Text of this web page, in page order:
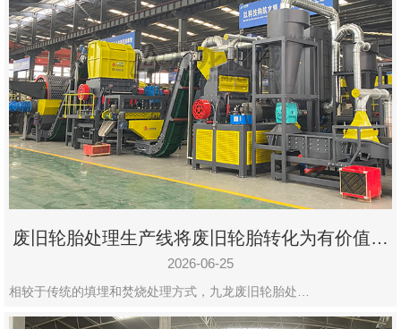
司
豫
ICP
备
19020390
号-1
废旧轮胎处理生产线将废旧轮胎转化为有价值的
资源
2026-06-25
相较于传统的填埋和焚烧处理方式，九龙废旧轮胎处…